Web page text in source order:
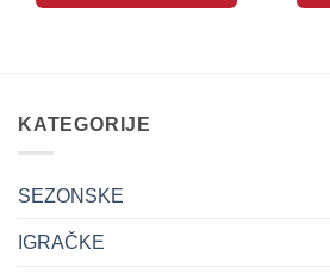
KATEGORIJE
SEZONSKE
IGRAČKE